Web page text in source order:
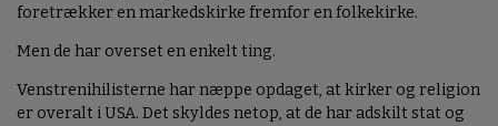
foretrækker en markedskirke fremfor en folkekirke.
Men de har overset en enkelt ting.
Venstrenihilisterne har næppe opdaget, at kirker og religion
er overalt i USA. Det skyldes netop, at de har adskilt stat og